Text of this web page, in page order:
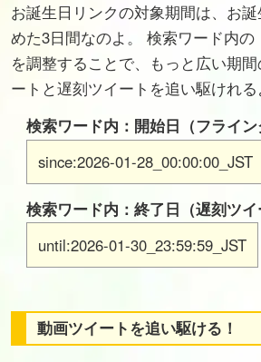
お誕生日リンクの対象期間は、お
めた3日間なのよ。 検索ワード内の
を調整することで、もっと広い期
ートと遅刻ツイートを追い駆けれる
検索ワード内：開始日（フライン
since:2026-01-28_00:00:00_JST
検索ワード内：終了日（遅刻ツイ
until:2026-01-30_23:59:59_JST
動画ツイートを追い駆ける！